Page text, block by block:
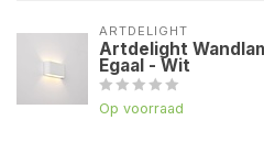
ARTDELIGHT
Artdelight
Egaal - Wit
Op voorraad